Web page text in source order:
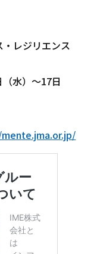
・レジリエンス
水）～17日